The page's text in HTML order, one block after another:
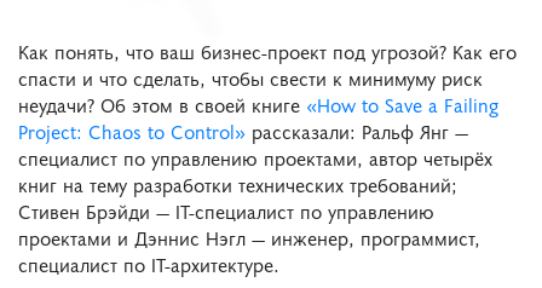
Как понять, что ваш бизнес-проект под угрозой? Как его
спасти и что сделать, чтобы свести к минимуму риск
неудачи? Об этом в своей книге «How to Save a Failing
Project: Chaos to Control» рассказали: Ральф Янг —
специалист по управлению проектами, автор четырёх
книг на тему разработки технических требований;
Стивен Брэйди — IT-специалист по управлению
проектами и Дэннис Нэгл — инженер, программист,
специалист по IT-архитектуре.